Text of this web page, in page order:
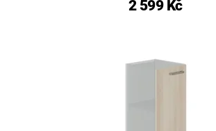
2 599 Kč